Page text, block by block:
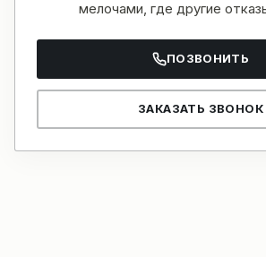
мелочами, где другие
ПОЗВОНИТЬ
ЗАКАЗАТЬ ЗВОНОК